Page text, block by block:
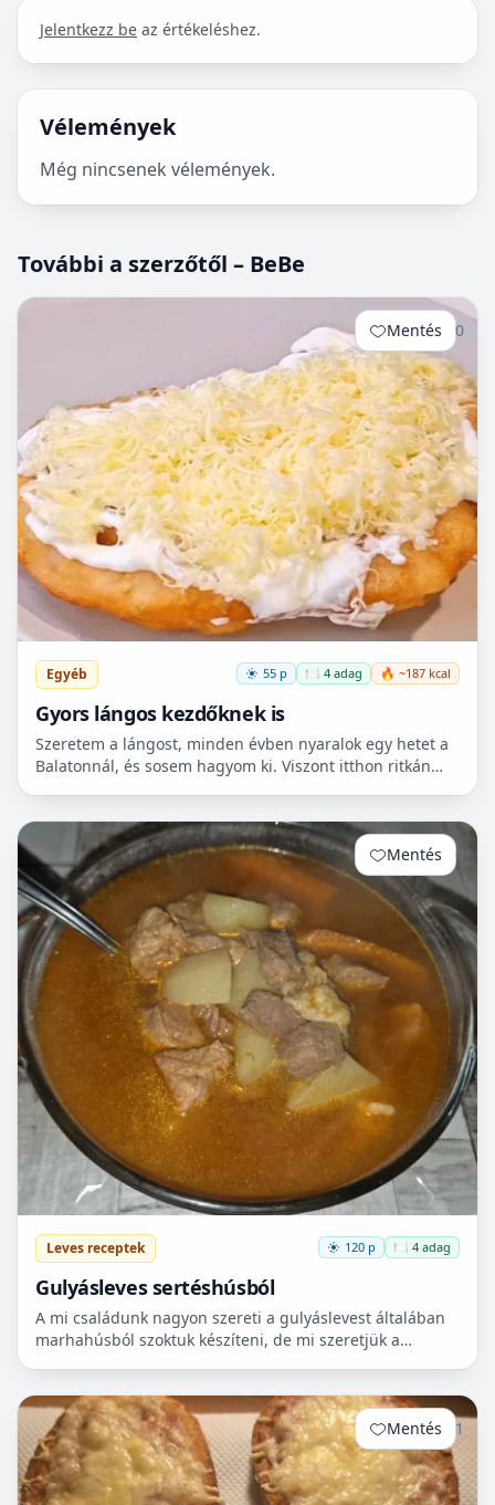
Jelentkezz be az értékeléshez.
Vélemények
Még nincsenek vélemények.
További a szerzőtől – BeBe
Mentés 0
Egyéb 55 p 🍽️ 4 adag 🔥 ~187 kcal
Gyors lángos kezdőknek is
Szeretem a lángost, minden évben nyaralok egy hetet a
Balatonnál, és sosem hagyom ki. Viszont itthon ritkán
Mentés 0
Leves receptek 120 p 🍽️ 4 adag
Gulyásleves sertéshúsból
A mi családunk nagyon szereti a gulyáslevest általában
marhahúsból szoktuk készíteni, de mi szeretjük a
Mentés 1